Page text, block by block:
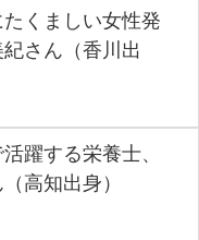
くましい女性発
さん（香川出
躍する栄養士、
高知出身）